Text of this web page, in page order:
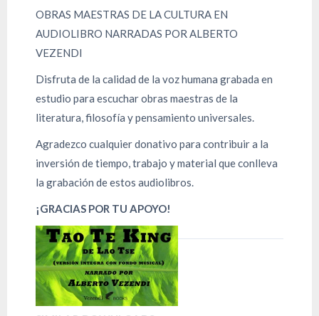
OBRAS MAESTRAS DE LA CULTURA EN
AUDIOLIBRO NARRADAS POR ALBERTO
VEZENDI
Disfruta de la calidad de la voz humana grabada en
estudio para escuchar obras maestras de la
literatura, filosofía y pensamiento universales.
Agradezco cualquier donativo para contribuir a la
inversión de tiempo, trabajo y material que conlleva
la grabación de estos audiolibros.
¡GRACIAS POR TU APOYO!